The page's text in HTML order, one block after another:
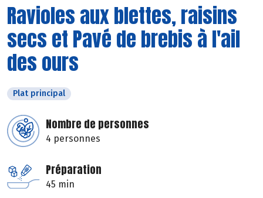
Ravioles aux blettes, raisins
secs et Pavé de brebis à l'ail
des ours
Plat principal
Nombre de personnes
4 personnes
Préparation
45 min